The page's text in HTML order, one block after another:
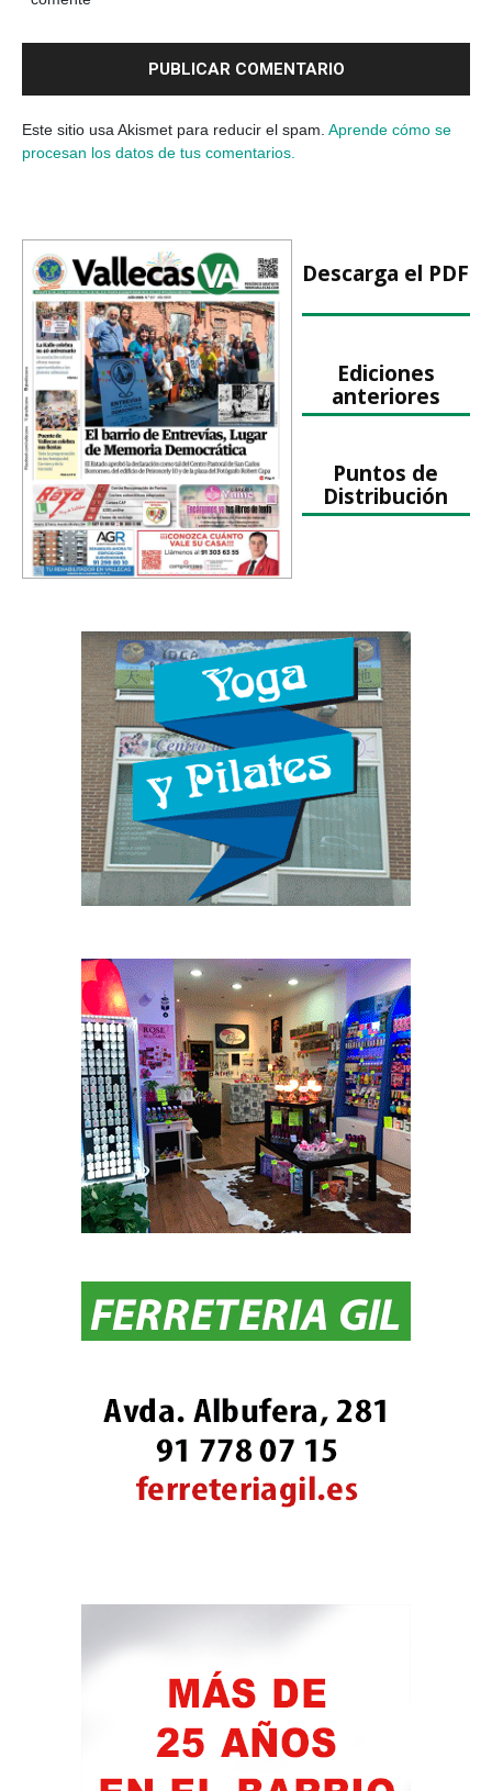
Este sitio usa Akismet para reducir el spam. Aprende cómo se
procesan los datos de tus comentarios.
Descarga el PDF
Ediciones
anteriores
Puntos de
Distribución